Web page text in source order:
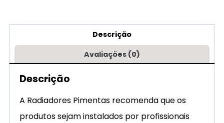
Descrição
Avaliações (0)
Descrição
A Radiadores Pimentas recomenda que os
produtos sejam instalados por profissionais